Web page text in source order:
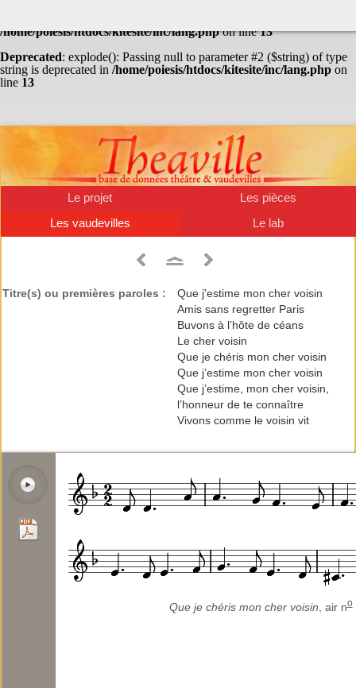
/home/poiesis/htdocs/kitesite/inc/lang.phpon line13
Deprecated: explode(): Passing null to parameter #2 ($string) of type
string is deprecated in /home/poiesis/htdocs/kitesite/inc/lang.php on
line 13
Le projet
Les pièces
Les vaudevilles
Le lab
Titre(s) ou premières paroles :
Que j'estime mon cher voisin
Amis sans regretter Paris
Buvons à l’hôte de céans
Le cher voisin
Que je chéris mon cher voisin
Que j’estime mon cher voisin
Que j’estime, mon cher voisin,
l’honneur de te connaître
Vivons comme le voisin vit
Que je chéris mon cher voisin , air no